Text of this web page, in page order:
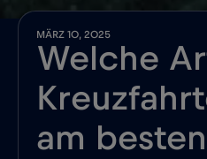
MÄRZ 10, 2025
Welche
am